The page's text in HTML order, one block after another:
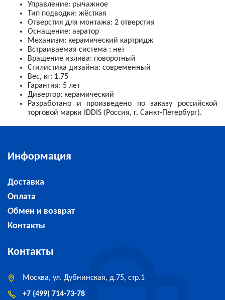
Управление: рычажное
Тип подводки: жёсткая
Отверстия для монтажа: 2 отверстия
Оснащение: аэратор
Механизм: керамический картридж
Встраиваемая система : нет
Вращение излива: поворотный
Стилистика дизайна: современный
Вес, кг: 1.75
Гарантия: 5 лет
Дивертор: керамический
Разработано и произведено по заказу российской
торговой марки IDDIS (Россия, г. Санкт-Петербург).
Информация
Доставка
Оплата
Обмен и возврат
Контакты
Контакты
Москва, ул. Дубнинская, д.75, стр.1
+7 (499) 714-73-78